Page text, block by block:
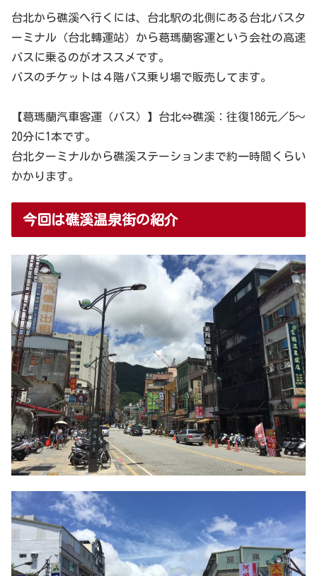
台北から礁溪へ行くには、台北駅の北側にある台北バスタ
ーミナル（台北轉運站）から葛瑪蘭客運という会社の高速
バスに乗るのがオススメです。
バスのチケットは４階バス乗り場で販売してます。
【葛瑪蘭汽車客運（バス）】台北⇔礁溪：往復186元／5～
20分に1本です。
台北ターミナルから礁溪ステーションまで約一時間くらい
かかります。
今回は礁溪温泉街の紹介